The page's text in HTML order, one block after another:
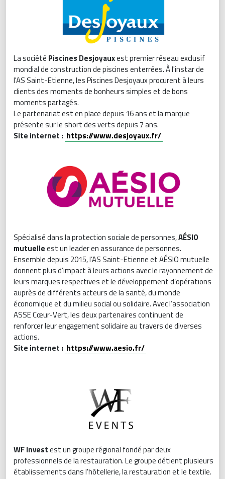
La société Piscines Desjoyauxest premier réseau exclusif
mondial de construction de piscines enterrées. À l'instar de
l'AS Saint-Etienne, les Piscines Desjoyaux procurent à leurs
clients des moments de bonheurs simples et de bons
moments partagés.
Le partenariat est en place depuis 16 ans et la marque
présente sur le short des verts depuis 7 ans.
Site internet : https://www.desjoyaux.fr/
Spécialisé dans la protection sociale de personnes,AÉSIO
mutuelleest un leader en assurance de personnes.
Ensemble depuis 2015, l’AS Saint-Etienne et AÉSIO mutuelle
donnent plus d’impact à leurs actions avec le rayonnement de
leurs marques respectives et le développement d’opérations
auprès de différents acteurs de la santé, du monde
économique et du milieu social ou solidaire. Avec l’association
ASSE Cœur-Vert, les deux partenaires continuent de
renforcer leur engagement solidaire au travers de diverses
actions.
Site internet : https://www.aesio.fr/
WF Investest un groupe régional fondé par deux
professionnels de la restauration. Le groupe détient plusieurs
établissements dans l'hôtellerie, la restauration et le textile.